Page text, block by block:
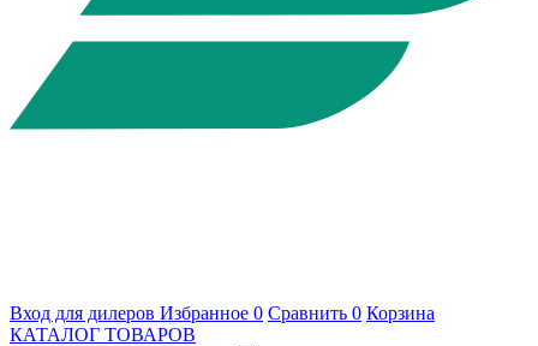
Вход для дилеров Избранное 0 Сравнить 0 Корзина
КАТАЛОГ ТОВАРОВ